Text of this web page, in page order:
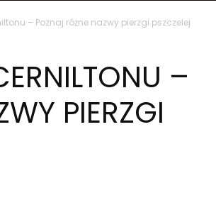
– Poznaj różne nazwy pierzgi pszczelej
–
PIERZGI